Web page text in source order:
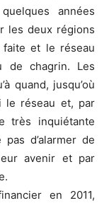
années
les deux régions
faite et le réseau
de chagrin. Les
quand, jusqu’où
le réseau et, par
très inquiétante
d’alarmer de
avenir et par
en 2011,